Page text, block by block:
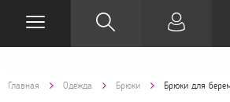
Главная Одежда Брюки Брюки для